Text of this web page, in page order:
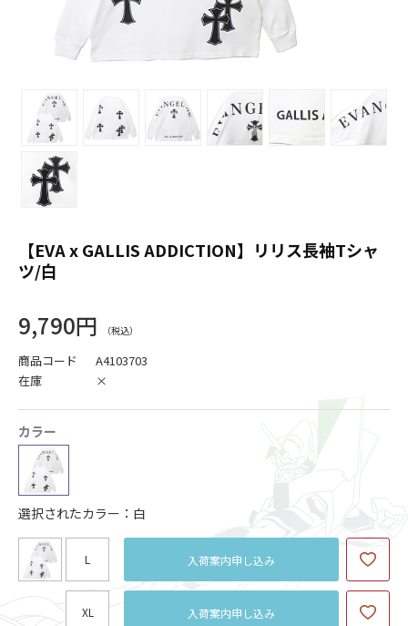
【EVA x GALLIS ADDICTION】リリス長袖Tシャ
ツ/白
9,790円
商品コード
A4103703
在庫
×
カラー
選択されたカラー：白
L 入荷案内申し込み
XL 入荷案内申し込み